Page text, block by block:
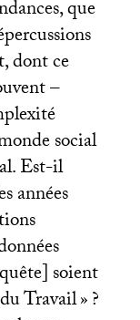
que
dont ce
–
social
Est-il
années
soient
Travail»?